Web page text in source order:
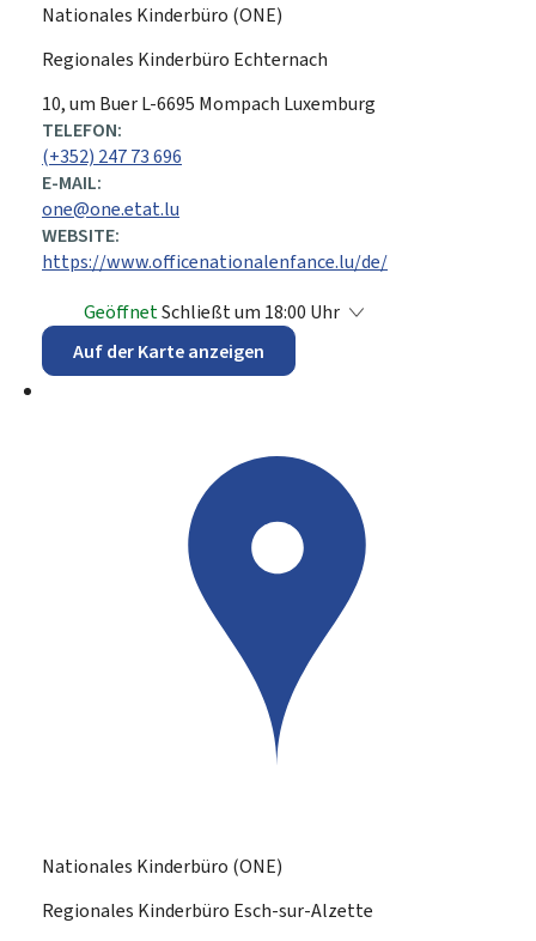
Nationales Kinderbüro (ONE)
Regionales Kinderbüro Echternach
ADRESSE:
10, um BuerL-6695 Mompach Luxemburg
TELEFON:
(+352) 247 73 696
E-MAIL:
one@one.etat.lu
WEBSITE:
https://www.officenationalenfance.lu/de/
GeöffnetSchließt um 18:00 Uhr
Auf der Karte anzeigen
Nationales Kinderbüro (ONE)
Regionales Kinderbüro Esch-sur-Alzette